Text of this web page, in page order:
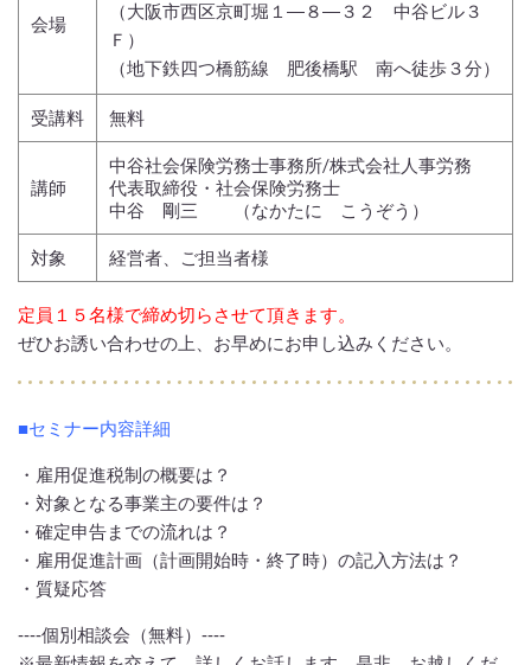
会場
（大阪市西区京町堀１―８―３２ 中谷ビル３
Ｆ）
（地下鉄四つ橋筋線 肥後橋駅 南へ徒歩３分）
受講料 無料
講師
中谷社会保険労務士事務所/株式会社人事労務
代表取締役・社会保険労務士
中谷 剛三 （なかたに こうぞう）
対象 経営者、ご担当者様
定員１５名様で締め切らさせて頂きます。
ぜひお誘い合わせの上、お早めにお申し込みください。
■セミナー内容詳細
・雇用促進税制の概要は？
・対象となる事業主の要件は？
・確定申告までの流れは？
・雇用促進計画（計画開始時・終了時）の記入方法は？
・質疑応答
‐‐‐‐個別相談会（無料）‐‐‐‐